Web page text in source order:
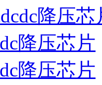
降压芯
降压芯片
降压芯片